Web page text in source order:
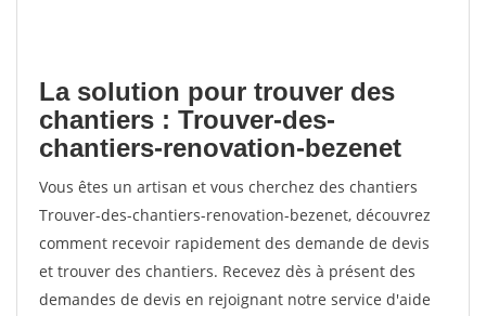
La solution pour trouver des
chantiers : Trouver-des-
chantiers-renovation-bezenet
Vous êtes un artisan et vous cherchez des chantiers
Trouver-des-chantiers-renovation-bezenet, découvrez
comment recevoir rapidement des demande de devis
et trouver des chantiers. Recevez dès à présent des
demandes de devis en rejoignant notre service d'aide